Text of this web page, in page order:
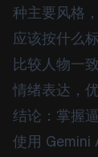
种主要风格
应该按什么
比较人物一
情绪表达，
结论：掌握
使用 Gemini